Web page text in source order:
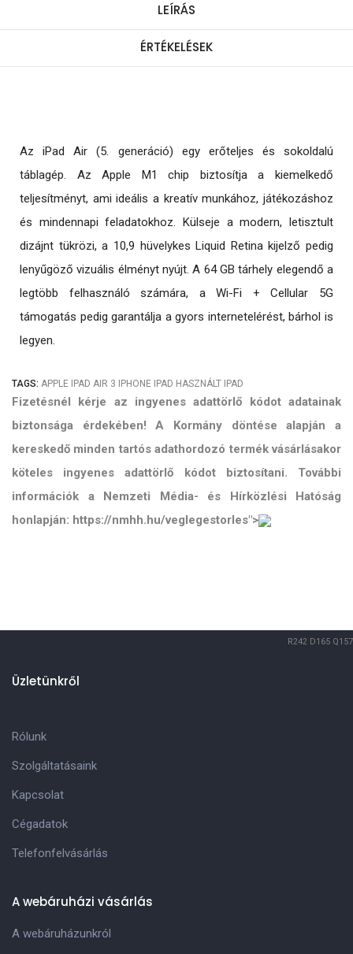
LEÍRÁS
ÉRTÉKELÉSEK
Az iPad Air (5. generáció) egy erőteljes és sokoldalú
táblagép. Az Apple M1 chip biztosítja a kiemelkedő
teljesítményt, ami ideális a kreatív munkához, játékozáshoz
és mindennapi feladatokhoz. Külseje a modern, letisztult
dizájnt tükrözi, a 10,9 hüvelykes Liquid Retina kijelző pedig
lenyűgöző vizuális élményt nyújt. A 64 GB tárhely elegendő a
legtöbb felhasználó számára, a Wi-Fi + Cellular 5G
támogatás pedig garantálja a gyors internetelérést, bárhol is
legyen.
TAGS: APPLE IPAD AIR 3 IPHONE IPAD HASZNÁLT IPAD
Fizetésnél kérje az ingyenes adattörlő kódot adatainak
biztonsága érdekében! A Kormány döntése alapján a
kereskedő minden tartós adathordozó termék vásárlásakor
köteles ingyenes adattörlő kódot biztosítani. További
információk a Nemzeti Média- és Hírközlési Hatóság
honlapján: https://nmhh.hu/veglegestorles">
R242 D165 Q157
Üzletünkről
Rólunk
Szolgáltatásaink
Kapcsolat
Cégadatok
Telefonfelvásárlás
A webáruházi vásárlás
A webáruházunkról